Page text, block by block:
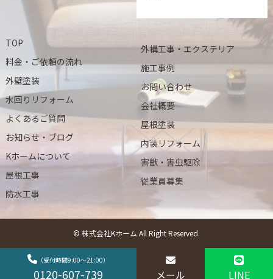
TOP
料金・ご依頼の流れ
外壁塗装
水回りリフォーム
よくあるご質問
お知らせ・ブログ
Kホームについて
屋根工事
防水工事
外構工事・エクステリア
施工事例
お問い合わせ
会社概要
屋根塗装
内装リフォーム
害獣・害虫駆除
従業員募集
© 株式会社Kホーム All Right Reserved.
（受付時間9:00～21:00）
0120-607-739 メール LINE